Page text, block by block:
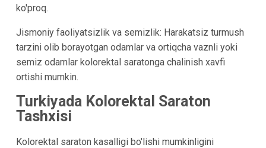
ko'proq.
Jismoniy faoliyatsizlik va semizlik: Harakatsiz turmush
tarzini olib borayotgan odamlar va ortiqcha vaznli yoki
semiz odamlar kolorektal saratonga chalinish xavfi
ortishi mumkin.
Turkiyada Kolorektal Saraton
Tashxisi
Kolorektal saraton kasalligi bo'lishi mumkinligini